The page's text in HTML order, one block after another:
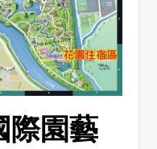
際園藝